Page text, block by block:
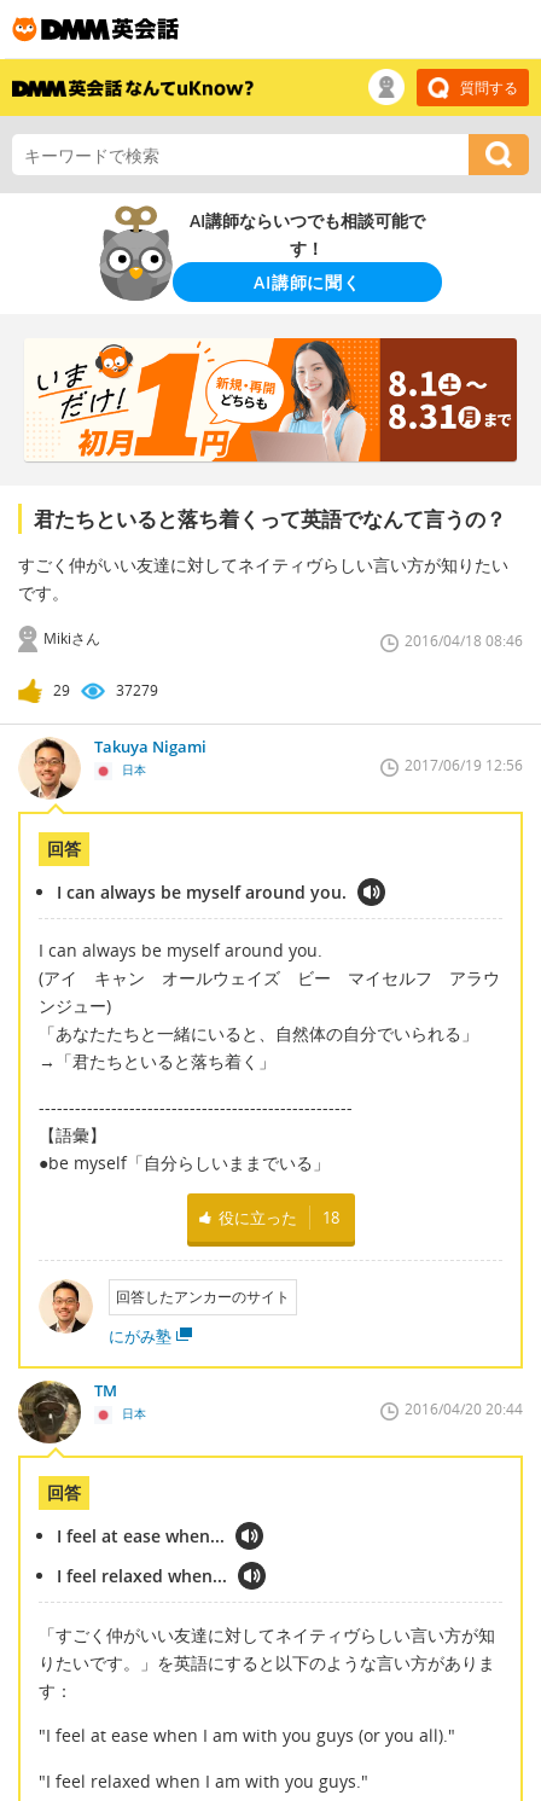
質問する
AI講師ならいつでも相談可能で
す！
AI講師に聞く
君たちといると落ち着くって英語でなんて言うの？
すごく仲がいい友達に対してネイティヴらしい言い方が知りたい
です。
Mikiさん 2016/04/18 08:46
29 37279
Takuya Nigami
日本 2017/06/19 12:56
回答
I can always be myself around you.
I can always be myself around you.
(アイ キャン オールウェイズ ビー マイセルフ アラウ
ンジュー)
「あなたたちと一緒にいると、自然体の自分でいられる」
→「君たちといると落ち着く」
----------------------------------------------------
【語彙】
●be myself「自分らしいままでいる」
役に立った 18
回答したアンカーのサイト
にがみ塾
TM
日本 2016/04/20 20:44
回答
I feel at ease when...
I feel relaxed when...
「すごく仲がいい友達に対してネイティヴらしい言い方が知
りたいです。」を英語にすると以下のような言い方がありま
す：
"I feel at ease when I am with you guys (or you all)."
"I feel relaxed when I am with you guys."